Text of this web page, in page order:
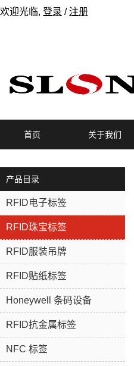
欢迎光临, 登录 / 注册
首页 关于我们
产品目录
RFID电子标签
RFID珠宝标签
RFID服装吊牌
RFID贴纸标签
Honeywell 条码设备
RFID抗金属标签
NFC 标签